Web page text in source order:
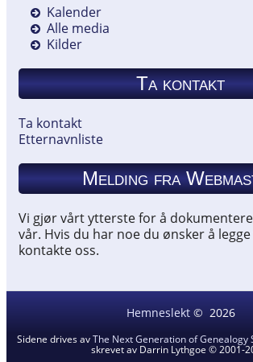
Kalender
Alle media
Kilder
Ta kontakt
Ta kontakt
Etternavnliste
Melding fra
Vi gjør vårt ytterste for å
vår. Hvis du har noe du ønsker å
kontakte oss.
Hemneslekt© 2026
Sidene drives avThe Next Generation of Genealogy
skrevet av Darrin Lythgoe © 2001-